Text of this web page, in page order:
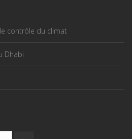
contrôle du climat
Dhabi